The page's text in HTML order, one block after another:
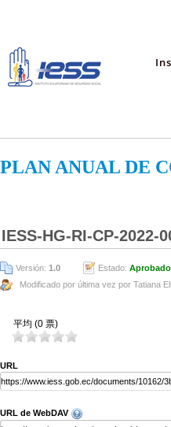
PLAN ANUAL DE
IESS-HG-RI-CP-2022-
Versión: 1.0 Estado: Aprobado
Modificado por última vez por Tatiana
平均 (0 票)
URL
URL de WebDAV